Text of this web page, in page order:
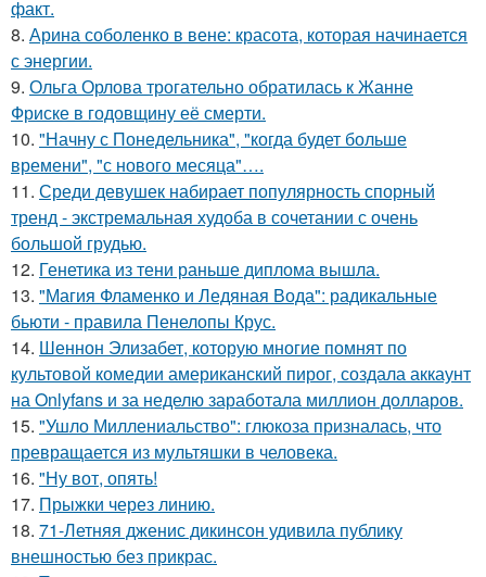
факт.
8. Арина соболенко в вене: красота, которая начинается
с энергии.
9. Ольга Орлова трогательно обратилась к Жанне
Фриске в годовщину её смерти.
10. "Начну с Понедельника", "когда будет больше
времени", "с нового месяца"….
11. Среди девушек набирает популярность спорный
тренд - экстремальная худоба в сочетании с очень
большой грудью.
12. Генетика из тени раньше диплома вышла.
13. "Магия Фламенко и Ледяная Вода": радикальные
бьюти - правила Пенелопы Крус.
14. Шеннон Элизабет, которую многие помнят по
культовой комедии американский пирог, создала аккаунт
на Onlyfans и за неделю заработала миллион долларов.
15. "Ушло Миллениальство": глюкоза призналась, что
превращается из мультяшки в человека.
16. "Ну вот, опять!
17. Прыжки через линию.
18. 71-Летняя дженис дикинсон удивила публику
внешностью без прикрас.